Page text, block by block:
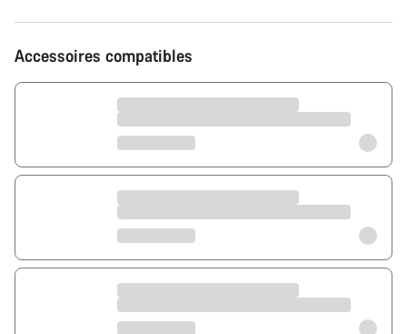
Accessoires compatibles